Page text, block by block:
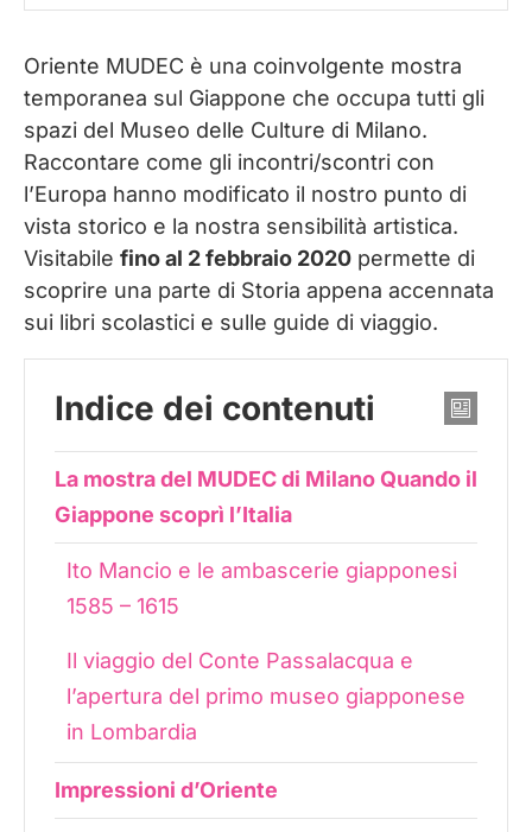
Oriente MUDEC è una coinvolgente mostra
temporanea sul Giappone che occupa tutti gli
spazi del Museo delle Culture di Milano.
Raccontare come gli incontri/scontri con
l’Europa hanno modificato il nostro punto di
vista storico e la nostra sensibilità artistica.
Visitabile fino al 2 febbraio 2020 permette di
scoprire una parte di Storia appena accennata
sui libri scolastici e sulle guide di viaggio.
Indice dei contenuti
La mostra del MUDEC di Milano Quando il
Giappone scoprì l’Italia
Ito Mancio e le ambascerie giapponesi
1585 – 1615
Il viaggio del Conte Passalacqua e
l’apertura del primo museo giapponese
in Lombardia
Impressioni d’Oriente